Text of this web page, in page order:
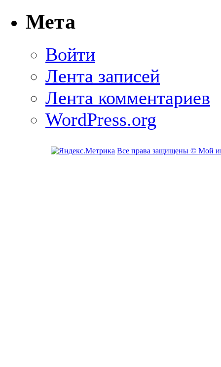
Мета
Войти
Лента записей
Лента комментариев
WordPress.org
Все права защищены © Мой